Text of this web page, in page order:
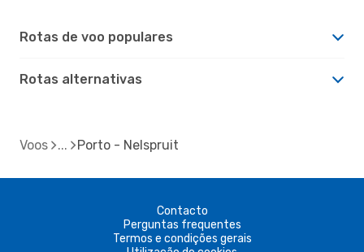
Rotas de voo populares
Rotas alternativas
Voos Porto - Nelspruit
Contacto
Perguntas frequentes
Termos e condições gerais